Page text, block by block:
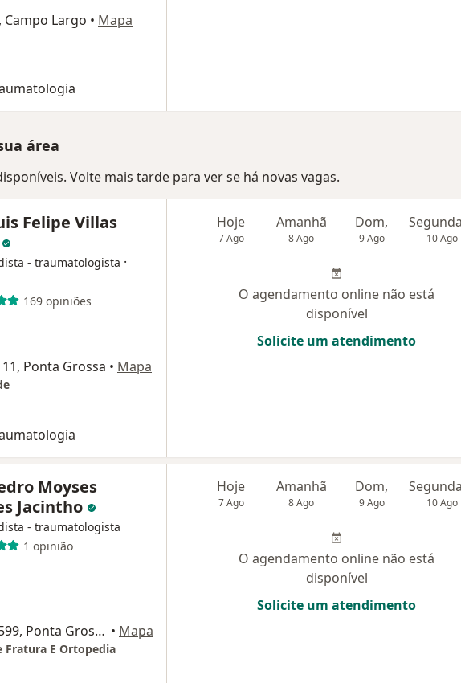
Campo Largo • Mapa
área
Volte mais tarde para ver se há novas vagas.
Felipe Villas
- traumatologista ·
169 opiniões
Ponta Grossa • Mapa
Hoje
7 Ago
Amanhã
8 Ago
Dom,
9 Ago 10 Ago
O agendamento online não está
disponível
Solicite um atendimento
Moyses
Jacintho
- traumatologista
1 opinião
Rua Balduino Taques, 1599, Ponta Grossa • Mapa
Fratura E Ortopedia
Hoje
7 Ago
Amanhã
8 Ago
Dom,
9 Ago 10 Ago
O agendamento online não está
disponível
Solicite um atendimento